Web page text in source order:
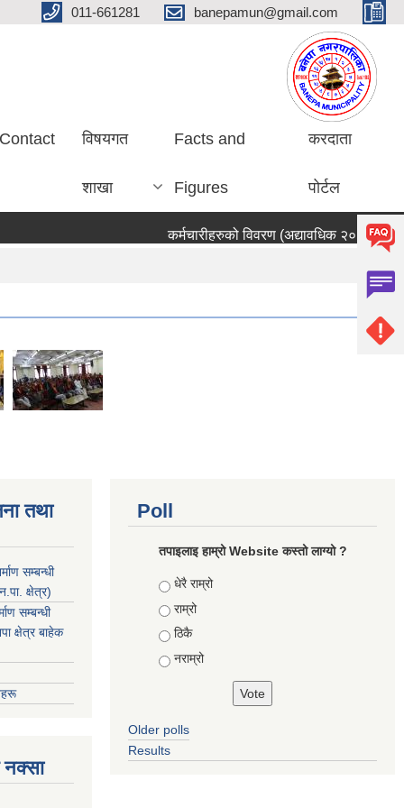
011-661281 banepamun@gmail.com
विषयगत
शाखा
Facts and
Figures
करदाता
पोर्टल
कर्मचारीहरुको विवरण (अद्यावधिक २०८३ साउन
तथा
सम्बन्धी
क्षेत्र)
सम्बन्धी
क्षेत्र बाहेक
नक्सा
Poll
तपाइलाइ हाम्रो Website कस्तो लाग्यो ?
Choices
धेरै राम्रो
राम्रो
ठिकै
नराम्रो
Older polls
Results